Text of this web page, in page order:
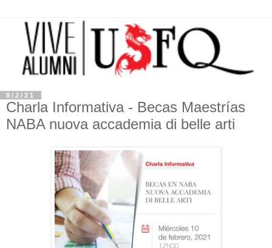
8/2/21
Charla Informativa - Becas Maestrías
NABA nuova accademia di belle arti